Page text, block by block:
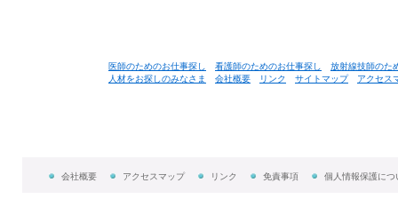
医師のためのお仕事探し 看護師のためのお仕事探し
放射線技師のた
人材をお探しのみなさま
会社概要 リンク サイトマップ アクセス
会社概要 アクセスマップ リンク 免責事項 個人情報保護につ